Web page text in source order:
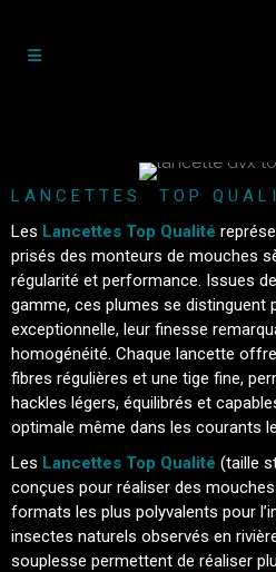
LANCETTES TOP
Les Lancettes Top Qualité
prisés des monteurs de mouches
régularité et performance. Issues
gamme, ces plumes se distinguent
exceptionnelle, leur finesse
homogénéité. Chaque lancette
fibres régulières et une tige fine,
hackles légers, équilibrés et
optimale même dans les courants
Les Lancettes Top Qualité (taille
conçues pour réaliser des
formats les plus polyvalents pour
insectes naturels observés en
souplesse permettent de réaliser